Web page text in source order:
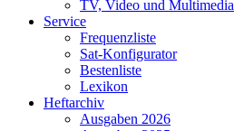
TV, Video und Multimedia
Service
Frequenzliste
Sat-Konfigurator
Bestenliste
Lexikon
Heftarchiv
Ausgaben 2026